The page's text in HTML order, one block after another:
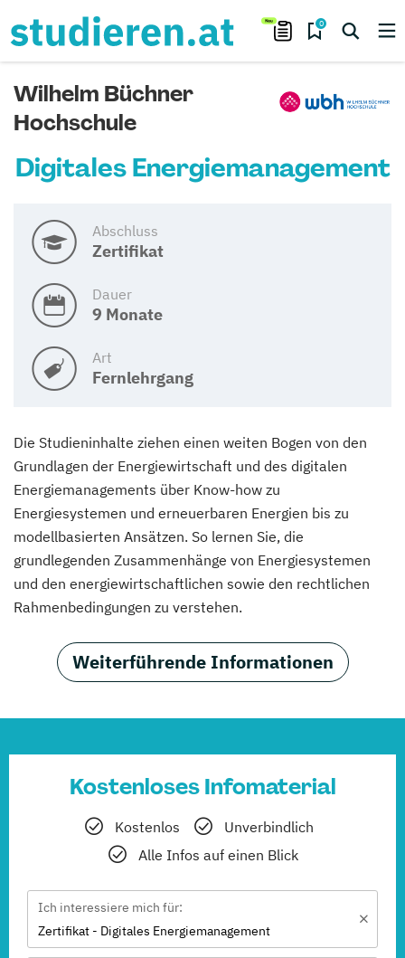
0
Wilhelm Büchner
Hochschule
Digitales Energiemanagement
Abschluss
Zertifikat
Dauer
9 Monate
Art
Fernlehrgang
Die Studieninhalte ziehen einen weiten Bogen von den
Grundlagen der Energiewirtschaft und des digitalen
Energiemanagements über Know-how zu
Energiesystemen und erneuerbaren Energien bis zu
modellbasierten Ansätzen. So lernen Sie, die
grundlegenden Zusammenhänge von Energiesystemen
und den energiewirtschaftlichen sowie den rechtlichen
Rahmenbedingungen zu verstehen.
Weiterführende Informationen
Kostenloses Infomaterial
Kostenlos
Unverbindlich
Alle Infos auf einen Blick
Ich interessiere mich für:
Zertifikat - Digitales Energiemanagement